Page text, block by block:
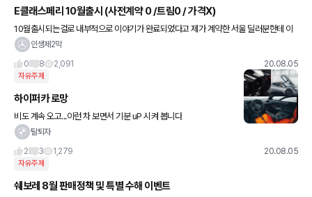
E클래스페리 10월출시 (사전계약 0 /트림0 / 가격X)
10월출시되는걸로 내부적으로 이야기가 완료되었다고 제가 계약한 서울 딜러분한테 이
야기들었네요. 가격은 아직 미정이고 출시트림으로는 e220d 4matic ex e220d 4ma
인생제2막
0
8 2,091 20.08.05
자유주제
하이퍼카 로망
비도 계속 오고...이런 차 보면서 기분 uP 시켜 봅니다
탈퇴자
2
3 1,279 20.08.05
자유주제
쉐보레 8월 판매정책 및 특별 수해 이벤트